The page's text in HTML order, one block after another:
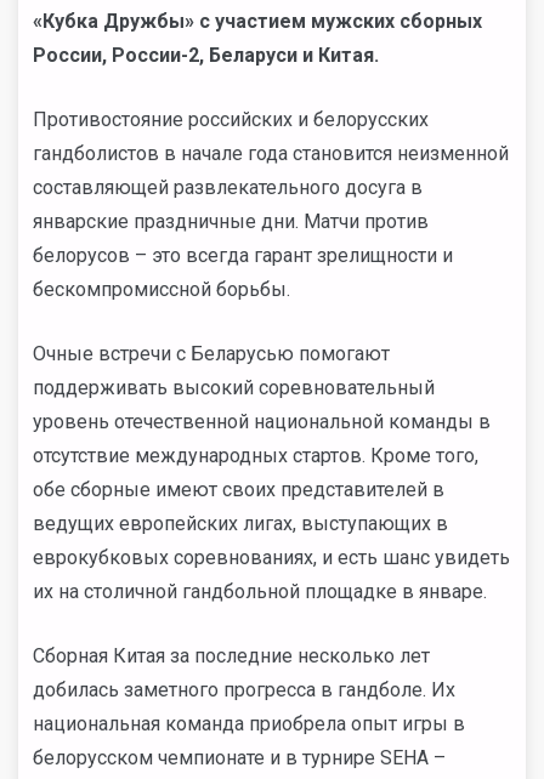
«Кубка Дружбы» с участием мужских сборных
России, России-2, Беларуси и Китая.
Противостояние российских и белорусских
гандболистов в начале года становится неизменной
составляющей развлекательного досуга в
январские праздничные дни. Матчи против
белорусов – это всегда гарант зрелищности и
бескомпромиссной борьбы.
Очные встречи с Беларусью помогают
поддерживать высокий соревновательный
уровень отечественной национальной команды в
отсутствие международных стартов. Кроме того,
обе сборные имеют своих представителей в
ведущих европейских лигах, выступающих в
еврокубковых соревнованиях, и есть шанс увидеть
их на столичной гандбольной площадке в январе.
Сборная Китая за последние несколько лет
добилась заметного прогресса в гандболе. Их
национальная команда приобрела опыт игры в
белорусском чемпионате и в турнире SEHA –